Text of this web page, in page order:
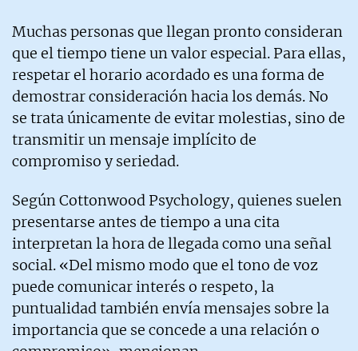
Muchas personas que llegan pronto consideran
que el tiempo tiene un valor especial. Para ellas,
respetar el horario acordado es una forma de
demostrar consideración hacia los demás. No
se trata únicamente de evitar molestias, sino de
transmitir un mensaje implícito de
compromiso y seriedad.
Según Cottonwood Psychology, quienes suelen
presentarse antes de tiempo a una cita
interpretan la hora de llegada como una señal
social. «Del mismo modo que el tono de voz
puede comunicar interés o respeto, la
puntualidad también envía mensajes sobre la
importancia que se concede a una relación o